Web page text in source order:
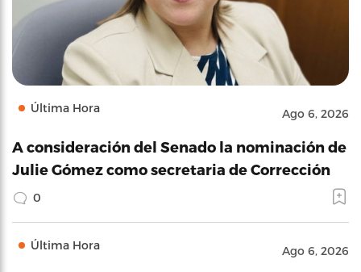
Última Hora Ago 6, 2026
A consideración del Senado la nominación de
Julie Gómez como secretaria de Corrección
0
Última Hora Ago 6, 2026